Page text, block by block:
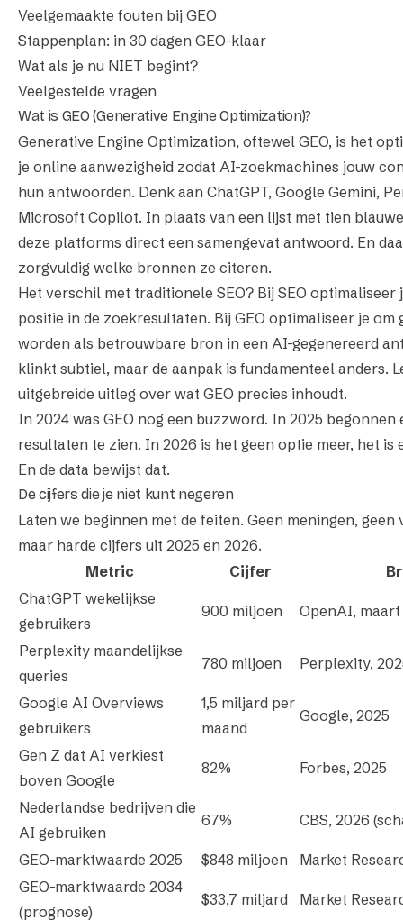
Veelgemaakte fouten bij GEO
Stappenplan: in 30 dagen GEO-klaar
Wat als je nu NIET begint?
Veelgestelde vragen
Wat is GEO (Generative Engine Optimization)?
Generative Engine Optimization, oftewel GEO, is het
je online aanwezigheid zodat AI-zoekmachines jouw
hun antwoorden. Denk aan ChatGPT, Google Gemini,
Microsoft Copilot. In plaats van een lijst met tien
deze platforms direct een samengevat antwoord. En
zorgvuldig welke bronnen ze citeren.
Het verschil met traditionele SEO? Bij SEO optimaliseer
positie in de zoekresultaten. Bij GEO optimaliseer je om
worden als betrouwbare bron in een AI-gegenereerd
klinkt subtiel, maar de aanpak is fundamenteel anders.
uitgebreide uitleg over wat GEO precies inhoudt.
In 2024 was GEO nog een buzzword. In 2025
resultaten te zien. In 2026 is het geen optie meer, het is
En de data bewijst dat.
De cijfers die je niet kunt negeren
Laten we beginnen met de feiten. Geen meningen,
maar harde cijfers uit 2025 en 2026.
Metric
Cijfer
ChatGPT wekelijkse
gebruikers
900 miljoen OpenAI,
Perplexity maandelijkse
queries
780 miljoen Perplexity,
Google AI Overviews
gebruikers
1,5 miljard per
maand
Google, 2025
Gen Z dat AI verkiest
boven Google
82% Forbes, 2025
Nederlandse bedrijven die
AI gebruiken
67% CBS, 2026
GEO-marktwaarde 2025 $848 miljoen
Market
GEO-marktwaarde 2034
(prognose)
$33,7 miljard Market